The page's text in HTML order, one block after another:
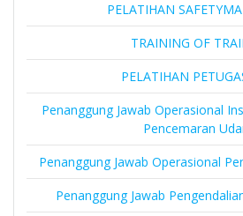
PELATIHAN
TRAINING OF
PELATIHAN
Penanggung Jawab Operasional
Pencemaran
Penanggung Jawab Operasional
Penanggung Jawab